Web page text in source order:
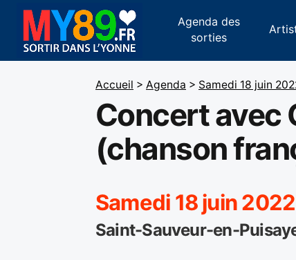
Agenda des
sorties
Accueil > Agenda > Samedi 18 juin
Concert avec
(chanson
Samedi 18 juin
Saint-Sauveur-en-